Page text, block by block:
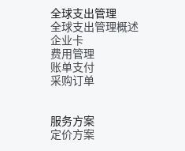
全球支出管理
全球支出管理概述
企业卡
费用管理
账单支付
采购订单
服务方案
定价方案